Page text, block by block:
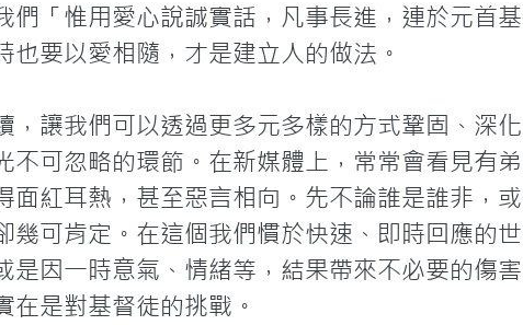
們「惟用愛心說誠實話，凡事長進，連於元首
也要以愛相隨，才是建立人的做法。
，讓我們可以透過更多元多樣的方式鞏固、深
不可忽略的環節。在新媒體上，常常會看見有
面紅耳熱，甚至惡言相向。先不論誰是誰非，
幾可肯定。在這個我們慣於快速、即時回應的
是因一時意氣、情緒等，結果帶來不必要的傷
在是對基督徒的挑戰。